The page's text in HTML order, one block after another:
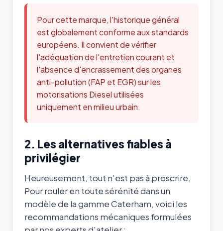
Pour cette marque, l'historique général
est globalement conforme aux standards
européens. Il convient de vérifier
l'adéquation de l'entretien courant et
l'absence d'encrassement des organes
anti-pollution (FAP et EGR) sur les
motorisations Diesel utilisées
uniquement en milieu urbain.
2. Les alternatives fiables à
privilégier
Heureusement, tout n'est pas à proscrire.
Pour rouler en toute sérénité dans un
modèle de la gamme Caterham, voici les
recommandations mécaniques formulées